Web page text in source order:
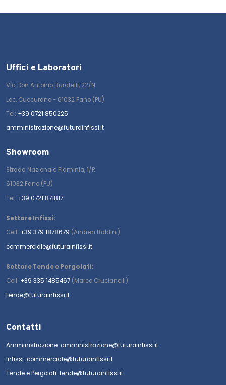
Uffici e Laboratori
Via Don Antonio Buratelli, 22/N
Loc. Cuccurano - 61032 Fano (PU)
Tel: +39 0721 850225
amministrazione@futurainfissi.it
Showroom
Strada Nazionale Flaminia, 1/R
61032 Fano (PU)
Tel: +39 0721 871817
Settore Infissi:
Cell: +39 379 1878679 (Andrea Baldini)
commerciale@futurainfissi.it
Settore Tende e Pergolati:
Cell: +39 335 1485467 (Marco Crucianelli)
tende@futurainfissi.it
Contatti
Amministrazione: amministrazione@futurainfissi.it
Infissi: commerciale@futurainfissi.it
Tende e Pergolati: tende@futurainfissi.it